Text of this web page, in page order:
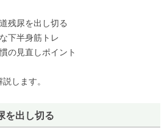
残尿を出し切る
下半身筋トレ
の見直しポイント
します。
を出し切る